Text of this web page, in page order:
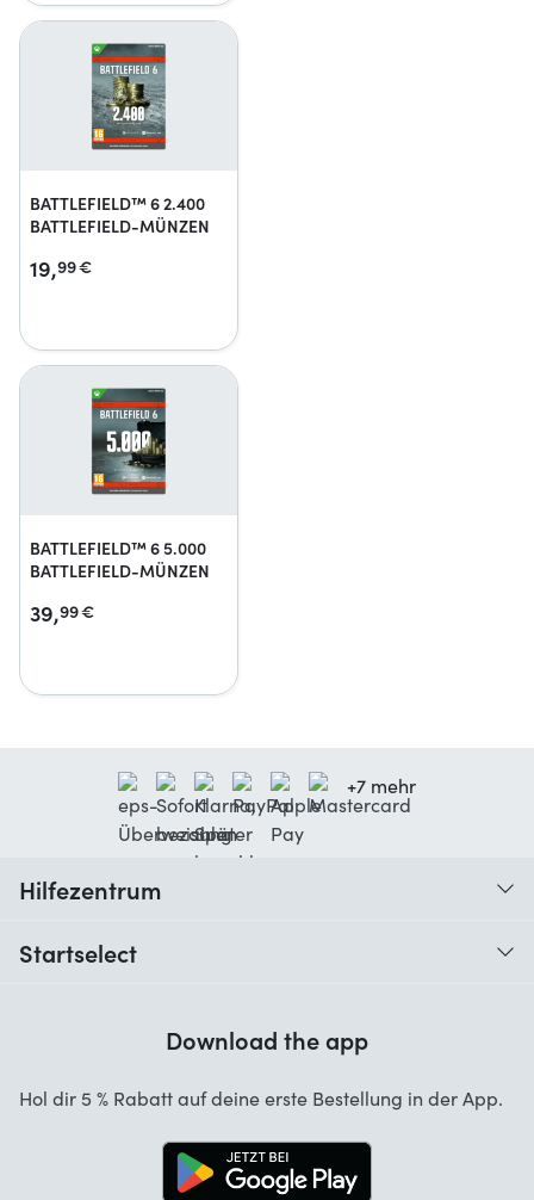
BATTLEFIELD™ 6 2.400
BATTLEFIELD-MÜNZEN
19,99€
BATTLEFIELD™ 6 5.000
BATTLEFIELD-MÜNZEN
39,99€
+7 mehr
Hilfezentrum
Startselect
Startselect App
Download the app
Hol dir 5 % Rabatt auf deine erste Bestellung in der App.